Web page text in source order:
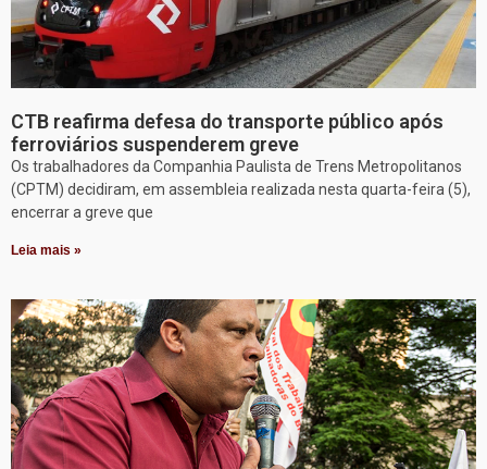
CTB reafirma defesa do transporte público após
ferroviários suspenderem greve
Os trabalhadores da Companhia Paulista de Trens Metropolitanos
(CPTM) decidiram, em assembleia realizada nesta quarta-feira (5),
encerrar a greve que
Leia mais »